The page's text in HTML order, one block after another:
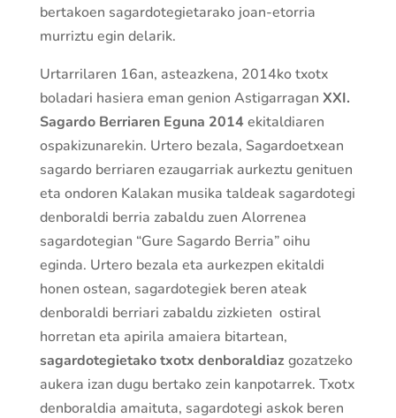
bertakoen sagardotegietarako joan-etorria
murriztu egin delarik.
Urtarrilaren 16an, asteazkena, 2014ko txotx
boladari hasiera eman genion Astigarragan XXI.
Sagardo Berriaren Eguna 2014 ekitaldiaren
ospakizunarekin. Urtero bezala, Sagardoetxean
sagardo berriaren ezaugarriak aurkeztu genituen
eta ondoren Kalakan musika taldeak sagardotegi
denboraldi berria zabaldu zuen Alorrenea
sagardotegian “Gure Sagardo Berria” oihu
eginda. Urtero bezala eta aurkezpen ekitaldi
honen ostean, sagardotegiek beren ateak
denboraldi berriari zabaldu zizkieten ostiral
horretan eta apirila amaiera bitartean,
sagardotegietako txotx denboraldiazgozatzeko
aukera izan dugu bertako zein kanpotarrek. Txotx
denboraldia amaituta, sagardotegi askok beren